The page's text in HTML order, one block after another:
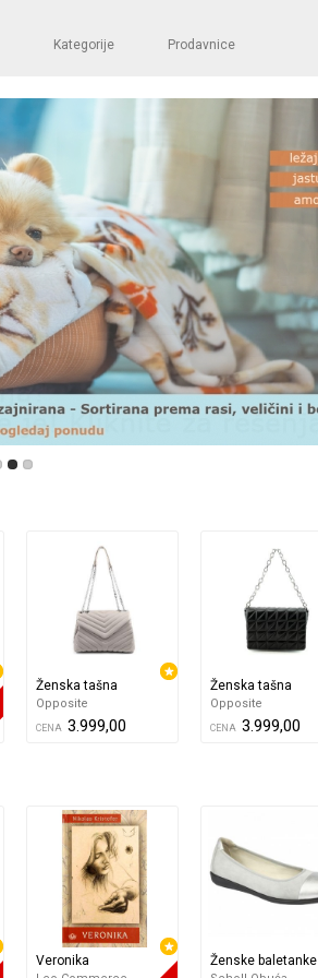
Kategorije Prodavnice
Ženska tašna
Opposite
CENA 3.999,00
Ženska tašna
Opposite
CENA 3.999,00
Veronika Ženske baletanke